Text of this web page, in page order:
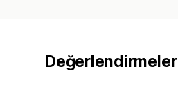
Değerlendirmeler